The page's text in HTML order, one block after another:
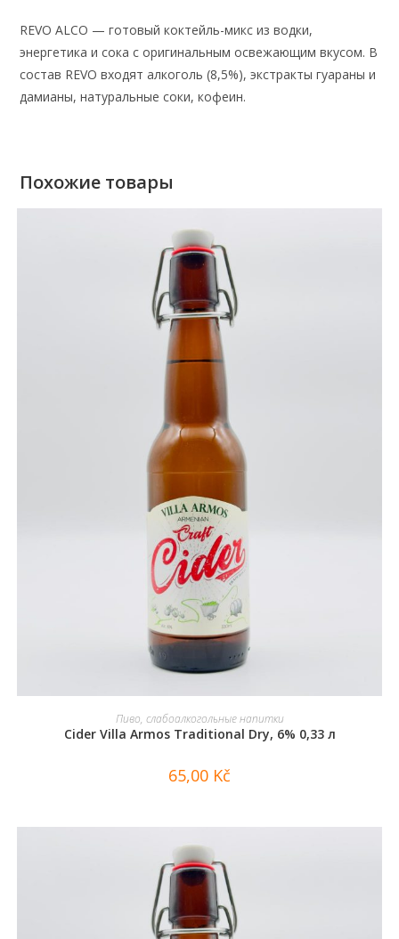
REVO ALCO — готовый коктейль-микс из водки,
энергетика и сока с оригинальным освежающим вкусом. В
состав REVO входят алкоголь (8,5%), экстракты гуараны и
дамианы, натуральные соки, кофеин.
Похожие товары
В КОРЗИНУ
Пиво, слабоалкогольные напитки
Cider Villa Armos Traditional Dry, 6% 0,33 л
65,00 Kč